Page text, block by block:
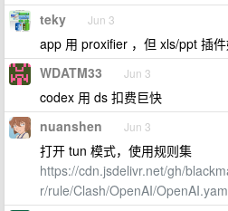
teky Jun 3
app 用 proxifier ，但 xls/ppt 插
WDATM33 Jun 3
codex 用 ds 扣费巨快
nuanshen Jun 3
打开 tun 模式，使用规则集
https://cdn.jsdelivr.net/gh/
r/rule/Clash/OpenAI/